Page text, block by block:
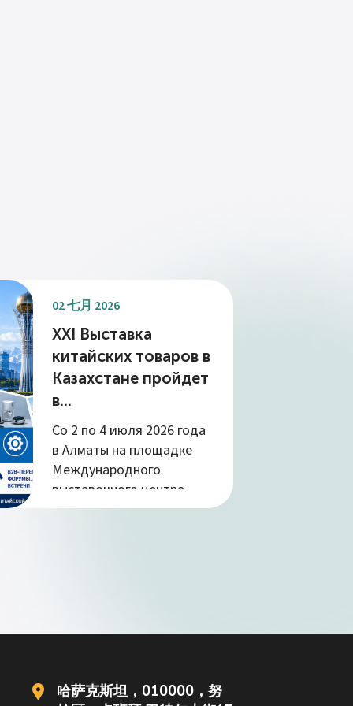
02 七月 2026
XXI Выставка
китайских товаров в
Казахстане пройдет
в...
Со 2 по 4 июля 2026 года
в Алматы на площадке
Международного
выставочного центра
«Атакент»...
哈萨克斯坦，010000，努